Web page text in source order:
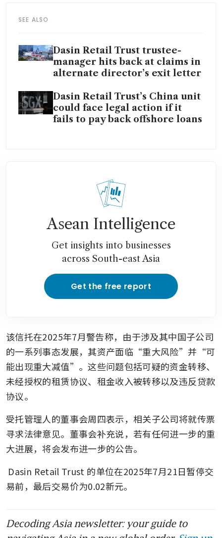
SEE ALSO
Dasin Retail Trust trustee-
manager hits back at claims in
alternate director’s exit letter
Dasin Retail Trust’s China unit
could face legal action if it
fails to pay back offshore loans
Asean Intelligence
Get insights into businesses
across South-east Asia
Get the free report
该信托在2025年7月警告称，由于涉及其中国子公司
的一系列事态发展，其资产面临“重大风险”并“可
能出现重大减值”。这些问题包括可疑的资金转移、
未经授权的租赁协议、租金收入被转移以及违反贷款
协议。
受托管理人的董事会周四表示，相关子公司将就传票
寻求法律意见。董事会补充说，若有任何进一步的重
大进展，将会发布进一步的公告。
Dasin Retail Trust 的单位在2025年7月21日暂停交
易前，最后交易价为0.02新元。
Decoding Asia newsletter: your guide to